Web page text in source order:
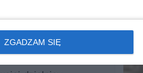
ZGADZAM SIĘ
Jest już